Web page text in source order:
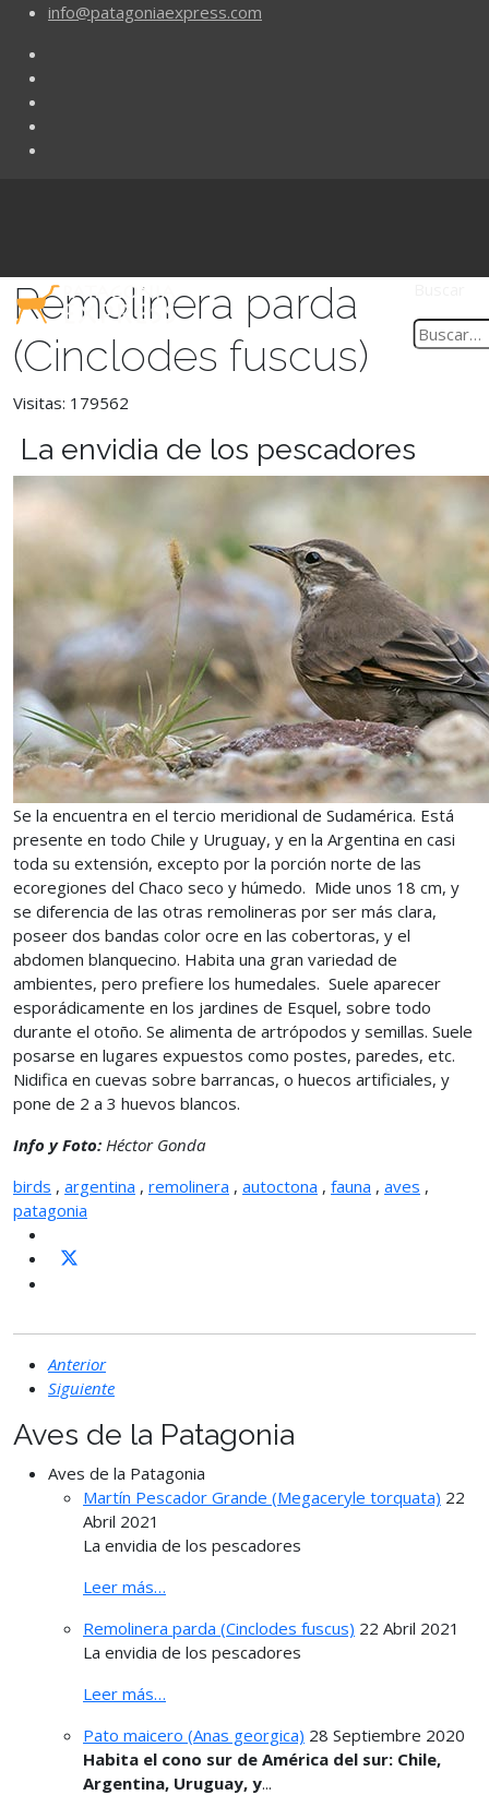
info@patagoniaexpress.com
Remolinera parda
(Cinclodes fuscus)
Visitas: 179562
La envidia de los pescadores
Se la encuentra en el tercio meridional de Sudamérica. Está
presente en todo Chile y Uruguay, y en la Argentina en casi
toda su extensión, excepto por la porción norte de las
ecoregiones del Chaco seco y húmedo. Mide unos 18 cm, y
se diferencia de las otras remolineras por ser más clara,
poseer dos bandas color ocre en las cobertoras, y el
abdomen blanquecino. Habita una gran variedad de
ambientes, pero prefiere los humedales. Suele aparecer
esporádicamente en los jardines de Esquel, sobre todo
durante el otoño. Se alimenta de artrópodos y semillas. Suele
posarse en lugares expuestos como postes, paredes, etc.
Nidifica en cuevas sobre barrancas, o huecos artificiales, y
pone de 2 a 3 huevos blancos.
Info y Foto: Héctor Gonda
birds , argentina , remolinera , autoctona , fauna , aves ,
patagonia
Anterior
Siguiente
Aves de la Patagonia
Aves de la Patagonia
Martín Pescador Grande (Megaceryle torquata) 22
Abril 2021
La envidia de los pescadores
Leer más…
Remolinera parda (Cinclodes fuscus) 22 Abril 2021
La envidia de los pescadores
Leer más…
Pato maicero (Anas georgica) 28 Septiembre 2020
Habita el cono sur de América del sur: Chile,
Argentina, Uruguay, y...